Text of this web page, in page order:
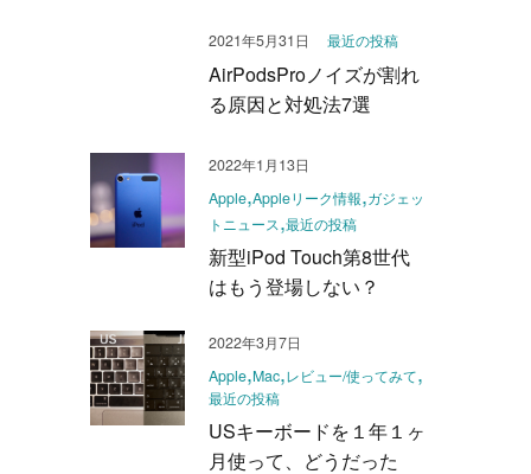
最近の投稿
AirPodsProノイズが割れ
る原因と対処法7選
2021年5月31日
Apple Appleリーク情報 ガジェッ
トニュース 最近の投稿
新型iPod Touch第8世代
はもう登場しない？
2022年1月13日
Apple Mac レビュー/使ってみて
最近の投稿
USキーボードを１年１ヶ
月使って、どうだった
2022年3月7日